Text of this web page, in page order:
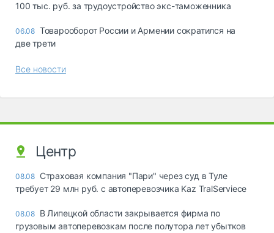
100 тыс. руб. за трудоустройство экс-таможенника
06.08 Товарооборот России и Армении сократился на
две трети
Все новости
Центр
08.08 Страховая компания "Пари" через суд в Туле
требует 29 млн руб. с автоперевозчика Kaz TralServiece
08.08 В Липецкой области закрывается фирма по
грузовым автоперевозкам после полутора лет убытков